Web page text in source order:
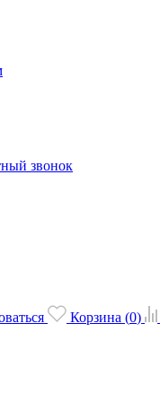
звонок
Корзина (0)